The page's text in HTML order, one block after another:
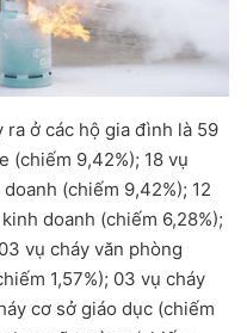
ở các hộ gia đình là 59
(chiếm 9,42%); 18 vụ
(chiếm 9,42%); 12
doanh (chiếm 6,28%);
vụ cháy văn phòng
1,57%); 03 vụ cháy
cơ sở giáo dục (chiếm